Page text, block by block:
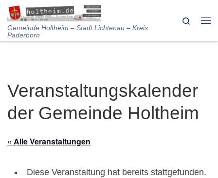
Skip to content
Gemeinde Holtheim – Stadt Lichtenau – Kreis
Paderborn
Search
Veranstaltungskalender
der Gemeinde Holtheim
« Alle Veranstaltungen
Diese Veranstaltung hat bereits stattgefunden.